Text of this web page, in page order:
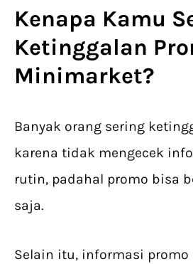
Kenapa Kamu
Ketinggalan
Minimarket?
Banyak orang sering
karena tidak mengecek
rutin, padahal promo bisa
saja.
Selain itu, informasi promo